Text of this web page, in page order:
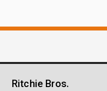
Ritchie Bros.